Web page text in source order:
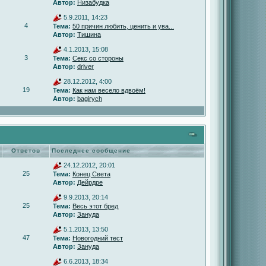
Автор: Низабудка
4
5.9.2011, 14:23
Тема: 50 причин любить, ценить и ува...
Автор: Тишина
3
4.1.2013, 15:08
Тема: Секс со стороны
Автор: driver
19
28.12.2012, 4:00
Тема: Как нам весело вдвоём!
Автор: bagirych
Ответов Последнее сообщение
25
24.12.2012, 20:01
Тема: Конец Света
Автор: Дейрдре
25
9.9.2013, 20:14
Тема: Весь этот бред
Автор: Зануда
47
5.1.2013, 13:50
Тема: Новогодний тест
Автор: Зануда
6.6.2013, 18:34